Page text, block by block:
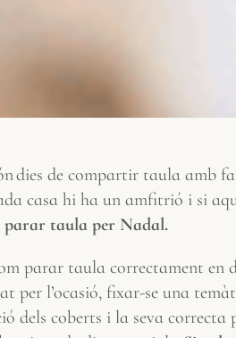
dies de compartir taula amb
casa hi ha un amfitrió i si
parar taula per Nadal.
parar taula correctament en
per l’ocasió, fixar-se una
dels coberts i la seva